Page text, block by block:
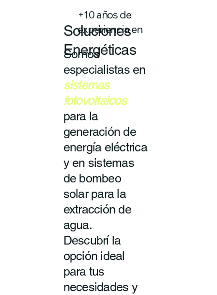
Soluciones
Energéticas
+10 años de
experiencia en
Somos
especialistas en
sistemas
fotovoltaicos
para la
generación de
energía eléctrica
y en sistemas
de bombeo
solar para la
extracción de
agua.
Descubrí la
opción ideal
para tus
necesidades y